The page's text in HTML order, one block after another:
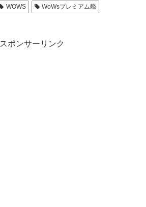
WOWS
WoWsプレミアム艦
スポンサーリンク